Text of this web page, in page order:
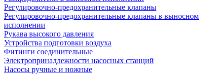
Регулировочно-предохранительные клапаны
Регулировочно-предохранительные клапаны в выносном
исполнении
Рукава высокого давления
Устройства подготовки воздуха
Фитинги соединительные
Электропринадлежности насосных станций
Насосы ручные и ножные